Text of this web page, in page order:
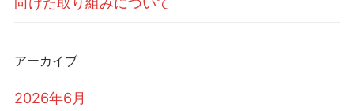
アーカイブ
2026年6月